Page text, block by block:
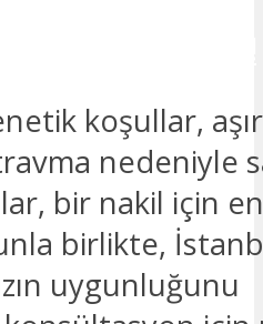
koşullar,
nedeniyle
bir nakil için
birlikte,
uygunluğunu